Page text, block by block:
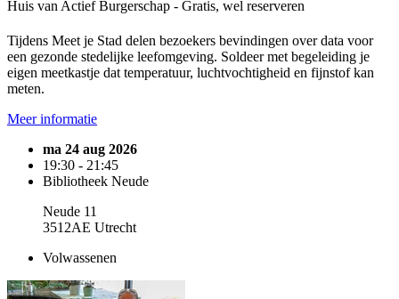
Huis van Actief Burgerschap - Gratis, wel reserveren
Tijdens Meet je Stad delen bezoekers bevindingen over data voor
een gezonde stedelijke leefomgeving. Soldeer met begeleiding je
eigen meetkastje dat temperatuur, luchtvochtigheid en fijnstof kan
meten.
Meer informatie
ma 24 aug 2026
19:30 - 21:45
Bibliotheek Neude
Neude 11
3512AE Utrecht
Volwassenen